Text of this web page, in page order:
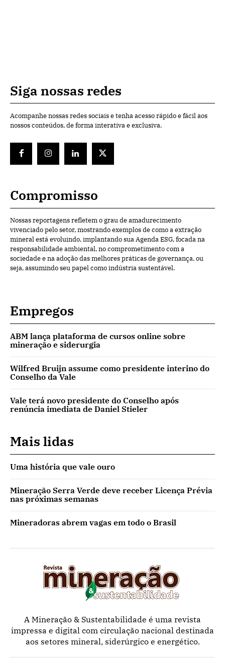
Siga nossas redes
Acompanhe nossas redes sociais e tenha acesso rápido e fácil aos
nossos conteúdos, de forma interativa e exclusiva.
Compromisso
Nossas reportagens refletem o grau de amadurecimento
vivenciado pelo setor, mostrando exemplos de como a extração
mineral está evoluindo, implantando sua Agenda ESG, focada na
responsabilidade ambiental, no comprometimento com a
sociedade e na adoção das melhores práticas de governança, ou
seja, assumindo seu papel como indústria sustentável.
Empregos
ABM lança plataforma de cursos online sobre
mineração e siderurgia
Wilfred Bruijn assume como presidente interino do
Conselho da Vale
Vale terá novo presidente do Conselho após
renúncia imediata de Daniel Stieler
Mais lidas
Uma história que vale ouro
Mineração Serra Verde deve receber Licença Prévia
nas próximas semanas
Mineradoras abrem vagas em todo o Brasil
A Mineração & Sustentabilidade é uma revista
impressa e digital com circulação nacional destinada
aos setores mineral, siderúrgico e energético.